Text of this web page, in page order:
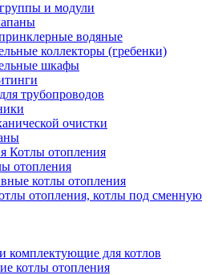
и модули
водяные
коллекторы (гребенки)
шкафы
трубопроводов
очистки
Котлы отопления
отопления
котлы отопления
отопления, котлы под сменную
комплектующие для котлов
котлы отопления